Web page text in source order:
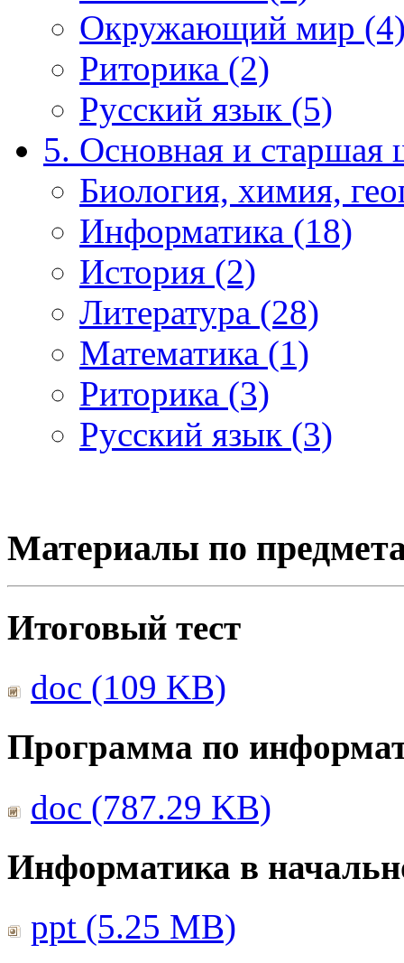
Окружающий мир
Риторика (2)
Русский язык (5)
5. Основная и старшая
Биология, химия,
Информатика (18)
История (2)
Литература (28)
Математика (1)
Риторика (3)
Русский язык (3)
Материалы по
Итоговый тест
doc (109 KB)
Программа по
doc (787.29 KB)
Информатика в
ppt (5.25 MB)